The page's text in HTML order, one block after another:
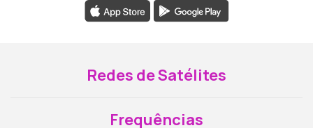
Redes de Satélites
Frequências